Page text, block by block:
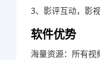
3、影评互动，影
软件优势
海量资源：所有视